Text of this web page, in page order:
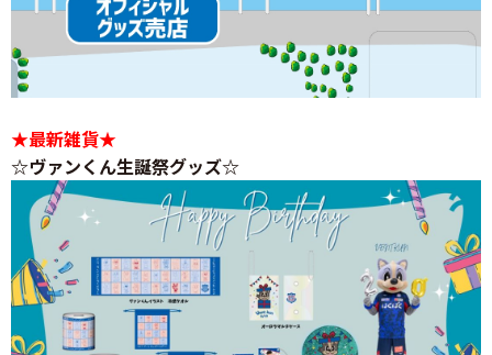
★最新雑貨★
☆ヴァンくん生誕祭グッズ☆